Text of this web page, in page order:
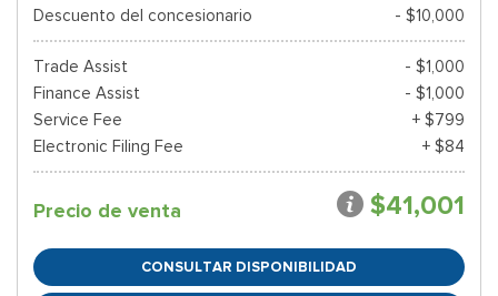
Descuento del concesionario
- $10,000
Trade Assist
- $1,000
Finance Assist
- $1,000
Service Fee
+ $799
Electronic Filing Fee
+ $84
Precio de venta $41,001
CONSULTAR DISPONIBILIDAD